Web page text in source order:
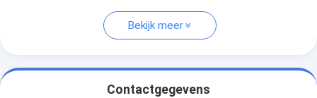
Bekijk meer
Contactgegevens